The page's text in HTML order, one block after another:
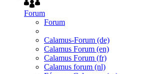
Forum
Forum
Calamus-Forum (de)
Calamus Forum (en)
Calamus Forum (fr)
Calamus forum (nl)